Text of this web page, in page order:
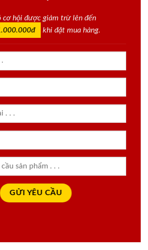
cơ hội được giảm trừ lên đến
khi đặt mua hàng.